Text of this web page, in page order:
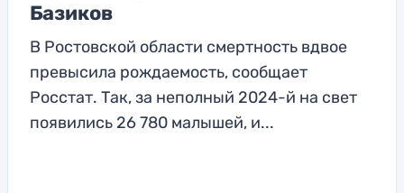
Базиков
В Ростовской области смертность вдвое
превысила рождаемость, сообщает
Росстат. Так, за неполный 2024-й на свет
появились 26 780 малышей, и...